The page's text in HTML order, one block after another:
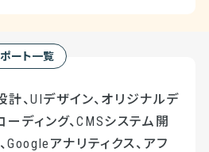
ート一覧
計、UIデザイン、オリジナルデ
ディング、CMSシステム開
Googleアナリティクス、アフ